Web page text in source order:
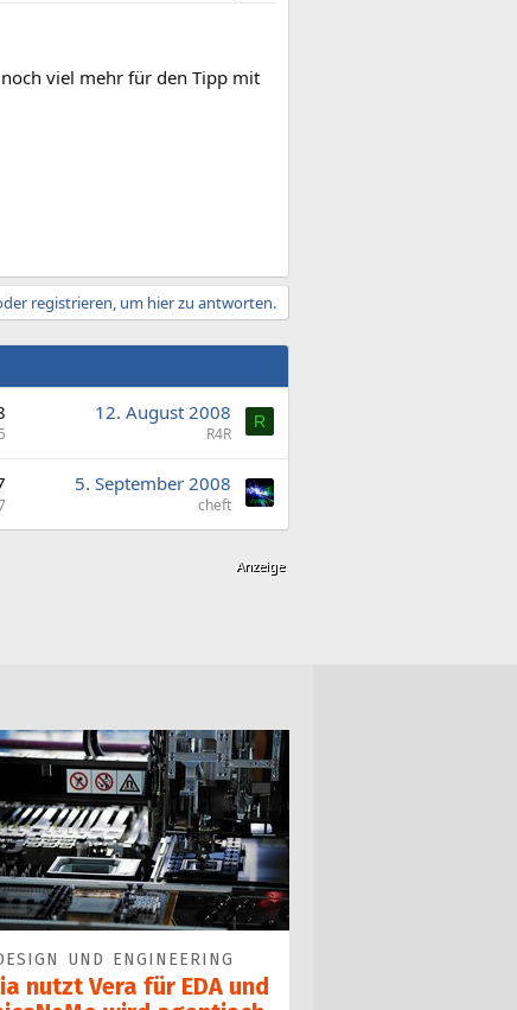
viel mehr für den Tipp mit
registrieren, um hier zu antworten.
12. August 2008
R4R
R
5. September 2008
cheft
UND ENGINEERING
nutzt Vera für EDA und